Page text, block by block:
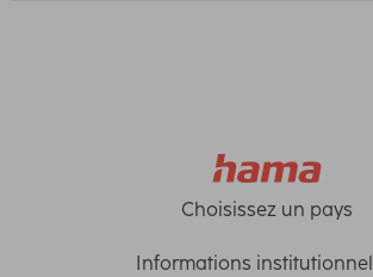
Choisissez un pays
Informations